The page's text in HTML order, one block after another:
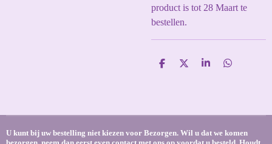
product is tot 28 Maart te
bestellen.
D
D
S
D
U kunt bij uw bestelling niet kiezen voor Bezorgen. Wil u dat we komen